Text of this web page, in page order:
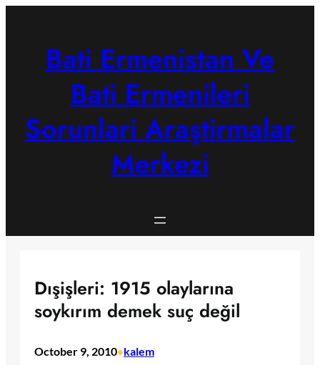
Bati Ermenistan Ve
Bati Ermenileri
Sorunlari Araştirmalar
Merkezi
Dışişleri: 1915 olaylarına
soykırım demek suç değil
October 9, 2010•kalem